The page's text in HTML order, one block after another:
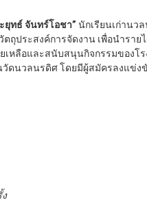
ยุทธ์ จันทร์โอชา” นักเรียนเก่านว
ตถุประสงค์การจัดงาน เพื่อนำร
หลือและสนับสนุนกิจกรรมของโ
วัดนวลนรดิศ โดยมีผู้สมัครลงแข่ง